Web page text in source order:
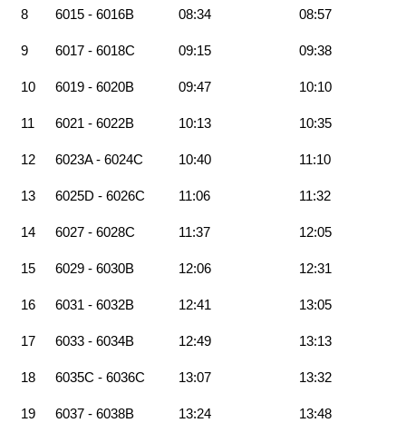
8 6015 - 6016B 08:34 08:57
9 6017 - 6018C 09:15 09:38
10 6019 - 6020B 09:47 10:10
11 6021 - 6022B 10:13 10:35
12 6023A - 6024C 10:40 11:10
13 6025D - 6026C 11:06 11:32
14 6027 - 6028C 11:37 12:05
15 6029 - 6030B 12:06 12:31
16 6031 - 6032B 12:41 13:05
17 6033 - 6034B 12:49 13:13
18 6035C - 6036C 13:07 13:32
19 6037 - 6038B 13:24 13:48